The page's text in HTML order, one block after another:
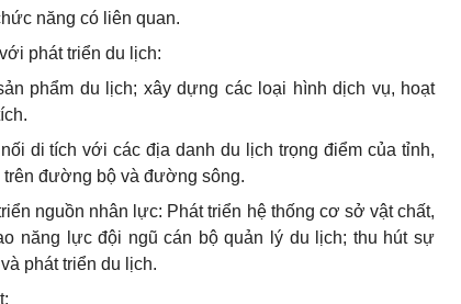
năng có liên quan.
phát triển du lịch:
phẩm du lịch; xây dựng các loại hình dịch vụ, hoạt
di tích với các địa danh du lịch trọng điểm của tỉnh,
đường bộ và đường sông.
nguồn nhân lực: Phát triển hệ thống cơ sở vật chất,
năng lực đội ngũ cán bộ quản lý du lịch; thu hút sự
phát triển du lịch.